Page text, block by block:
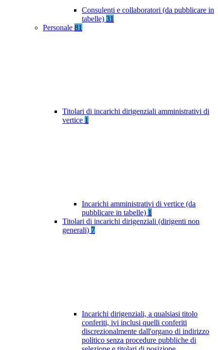
Consulenti e collaboratori (da pubblicare in
tabelle) 31
Personale 81
Titolari di incarichi dirigenziali amministrativi di
vertice 1
Incarichi amministrativi di vertice (da
pubblicare in tabelle) 1
Titolari di incarichi dirigenziali (dirigenti non
generali) 7
Incarichi dirigenziali, a qualsiasi titolo
conferiti, ivi inclusi quelli conferiti
discrezionalmente dall'organo di indirizzo
politico senza procedure pubbliche di